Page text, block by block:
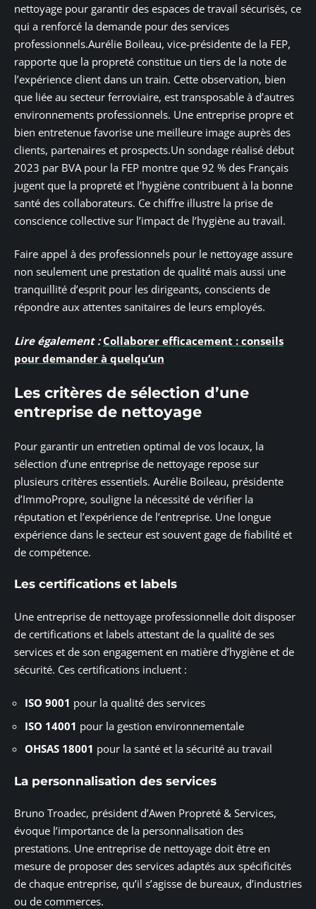
nettoyage pour garantir des espaces de travail sécurisés, ce
qui a renforcé la demande pour des services
professionnels.Aurélie Boileau, vice-présidente de la FEP,
rapporte que la propreté constitue un tiers de la note de
l’expérience client dans un train. Cette observation, bien
que liée au secteur ferroviaire, est transposable à d’autres
environnements professionnels. Une entreprise propre et
bien entretenue favorise une meilleure image auprès des
clients, partenaires et prospects.Un sondage réalisé début
2023 par BVA pour la FEP montre que 92 % des Français
jugent que la propreté et l’hygiène contribuent à la bonne
santé des collaborateurs. Ce chiffre illustre la prise de
conscience collective sur l’impact de l’hygiène au travail.
Faire appel à des professionnels pour le nettoyage assure
non seulement une prestation de qualité mais aussi une
tranquillité d’esprit pour les dirigeants, conscients de
répondre aux attentes sanitaires de leurs employés.
Lire également : Collaborer efficacement : conseils
pour demander à quelqu’un
Les critères de sélection d’une
entreprise de nettoyage
Pour garantir un entretien optimal de vos locaux, la
sélection d’une entreprise de nettoyage repose sur
plusieurs critères essentiels. Aurélie Boileau, présidente
d’ImmoPropre, souligne la nécessité de vérifier la
réputation et l’expérience de l’entreprise. Une longue
expérience dans le secteur est souvent gage de fiabilité et
de compétence.
Les certifications et labels
Une entreprise de nettoyage professionnelle doit disposer
de certifications et labels attestant de la qualité de ses
services et de son engagement en matière d’hygiène et de
sécurité. Ces certifications incluent :
ISO 9001 pour la qualité des services
ISO 14001 pour la gestion environnementale
OHSAS 18001 pour la santé et la sécurité au travail
La personnalisation des services
Bruno Troadec, président d’Awen Propreté & Services,
évoque l’importance de la personnalisation des
prestations. Une entreprise de nettoyage doit être en
mesure de proposer des services adaptés aux spécificités
de chaque entreprise, qu’il s’agisse de bureaux, d’industries
ou de commerces.